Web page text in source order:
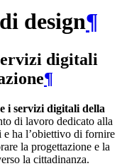
design¶
digitali
¶
i servizi digitali della
di lavoro dedicato alla
ha l’obiettivo di fornire
la progettazione e la
la cittadinanza.